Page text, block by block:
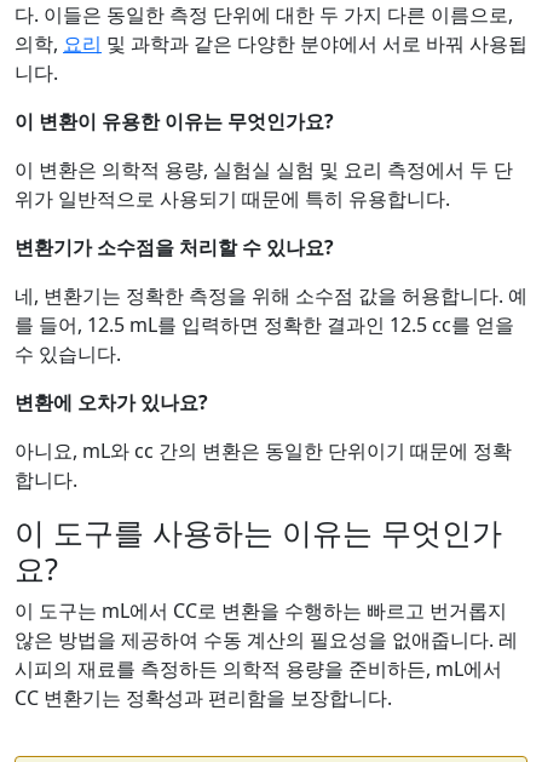
다. 이들은 동일한 측정 단위에 대한 두 가지 다른 이름으로,
의학, 요리 및 과학과 같은 다양한 분야에서 서로 바꿔 사용됩
니다.
이 변환이 유용한 이유는 무엇인가요?
이 변환은 의학적 용량, 실험실 실험 및 요리 측정에서 두 단
위가 일반적으로 사용되기 때문에 특히 유용합니다.
변환기가 소수점을 처리할 수 있나요?
네, 변환기는 정확한 측정을 위해 소수점 값을 허용합니다. 예
를 들어, 12.5 mL를 입력하면 정확한 결과인 12.5 cc를 얻을
수 있습니다.
변환에 오차가 있나요?
아니요, mL와 cc 간의 변환은 동일한 단위이기 때문에 정확
합니다.
이 도구를 사용하는 이유는 무엇인가
요?
이 도구는 mL에서 CC로 변환을 수행하는 빠르고 번거롭지
않은 방법을 제공하여 수동 계산의 필요성을 없애줍니다. 레
시피의 재료를 측정하든 의학적 용량을 준비하든, mL에서
CC 변환기는 정확성과 편리함을 보장합니다.